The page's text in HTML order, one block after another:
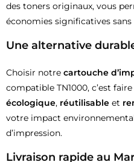
des toners originaux, vous
économies significatives
Une alternative
Choisir notre cartouche
compatible TN1000, c’est
écologique, réutilisable et
votre impact
d’impression.
Livraison rapide au